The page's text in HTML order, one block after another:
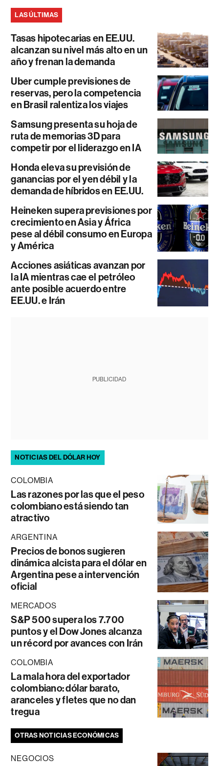
LAS ÚLTIMAS
Tasas hipotecarias en EE.UU.
alcanzan su nivel más alto en un
año y frenan la demanda
Uber cumple previsiones de
reservas, pero la competencia
en Brasil ralentiza los viajes
Samsung presenta su hoja de
ruta de memorias 3D para
competir por el liderazgo en IA
Honda eleva su previsión de
ganancias por el yen débil y la
demanda de híbridos en EE.UU.
Heineken supera previsiones por
crecimiento en Asia y África
pese al débil consumo en Europa
y América
Acciones asiáticas avanzan por
la IA mientras cae el petróleo
ante posible acuerdo entre
EE.UU. e Irán
PUBLICIDAD
NOTICIAS DEL DÓLAR HOY
COLOMBIA
Las razones por las que el peso
colombiano está siendo tan
atractivo
ARGENTINA
Precios de bonos sugieren
dinámica alcista para el dólar en
Argentina pese a intervención
oficial
MERCADOS
S&P 500 supera los 7.700
puntos y el Dow Jones alcanza
un récord por avances con Irán
COLOMBIA
La mala hora del exportador
colombiano: dólar barato,
aranceles y fletes que no dan
tregua
OTRAS NOTICIAS ECONÓMICAS
NEGOCIOS